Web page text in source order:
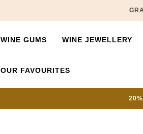
WINE GUMS WINE JEWELLERY
OUR FAVOURITES